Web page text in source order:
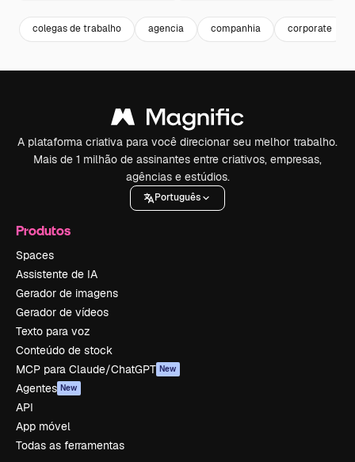
colegas de trabalho agencia companhia corporate
A plataforma criativa para você direcionar seu melhor trabalho.
Mais de 1 milhão de assinantes entre criativos, empresas,
agências e estúdios.
Português
Produtos
Spaces
Assistente de IA
Gerador de imagens
Gerador de vídeos
Texto para voz
Conteúdo de stock
MCP para Claude/ChatGPT New
Agentes New
API
App móvel
Todas as ferramentas